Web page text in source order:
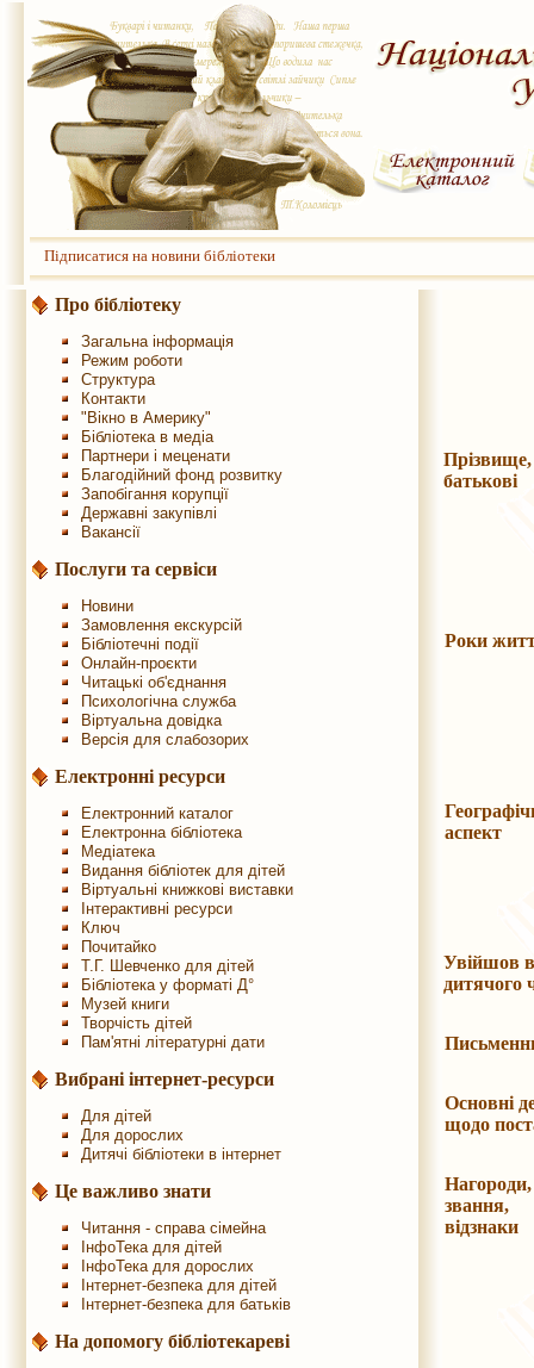
Підписатися на новини бібліотеки
Про бібліотеку
Загальна інформація
Режим роботи
Структура
Контакти
"Вікно в Америку"
Бібліотека в медіа
Партнери і меценати
Благодійний фонд розвитку
Запобігання корупції
Державні закупівлі
Вакансії
Послуги та сервіси
Новини
Замовлення екскурсій
Бібліотечні події
Онлайн-проєкти
Читацькі об'єднання
Психологічна служба
Віртуальна довідка
Версія для слабозорих
Електронні ресурси
Електронний каталог
Електронна бібліотека
Медіатека
Видання бібліотек для дітей
Віртуальні книжкові виставки
Інтерактивні ресурси
Ключ
Почитайко
Т.Г. Шевченко для дітей
Бібліотека у форматі Д°
Музей книги
Творчість дітей
Пам'ятні літературні дати
Вибрані інтернет-ресурси
Для дітей
Для дорослих
Дитячі бібліотеки в інтернет
Це важливо знати
Читання - справа сімейна
ІнфоТека для дітей
ІнфоТека для дорослих
Інтернет-безпека для дітей
Інтернет-безпека для батьків
На допомогу бібліотекареві
Прізвище,
Роки
аспект
Увійшов
дитячого
Основні
щодо
Нагороди,
звання,